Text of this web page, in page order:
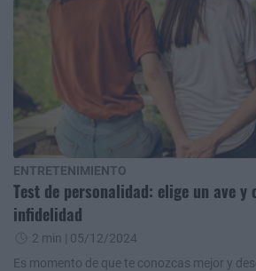
ENTRETENIMIENTO
Test de personalidad: elige un ave y
infidelidad
2 min | 05/12/2024
Es momento de que te conozcas mejor y